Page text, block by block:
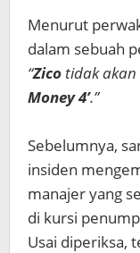
Menurut
dalam sebuah
“Zico tidak
Money 4’.”
Sebelumnya,
insiden
manajer yang
di kursi
Usai diperiksa,